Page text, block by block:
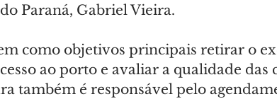
Paraná, Gabriel Vieira.
como objetivos principais retirar o
ao porto e avaliar a qualidade das
também é responsável pelo